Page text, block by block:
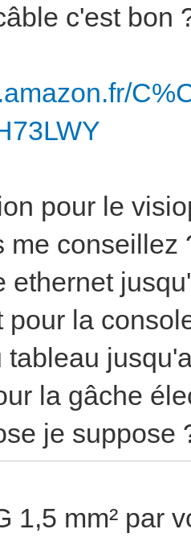
c'est bon
pour le
me
ethernet
pour la
la gâche
je suppose
1,5 mm² par